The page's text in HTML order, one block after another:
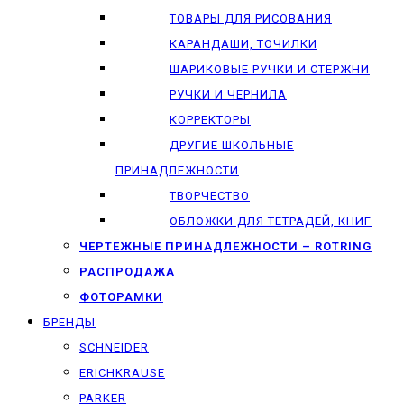
ТОВАРЫ ДЛЯ РИСОВАНИЯ
КАРАНДАШИ, ТОЧИЛКИ
ШАРИКОВЫЕ РУЧКИ И СТЕРЖНИ
РУЧКИ И ЧЕРНИЛА
КОРРЕКТОРЫ
ДРУГИЕ ШКОЛЬНЫЕ
ПРИНАДЛЕЖНОСТИ
ТВОРЧЕСТВО
ОБЛОЖКИ ДЛЯ ТЕТРАДЕЙ, КНИГ
ЧЕРТЕЖНЫЕ ПРИНАДЛЕЖНОСТИ – ROTRING
РАСПРОДАЖА
ФОТОРАМКИ
БРЕНДЫ
SCHNEIDER
ERICHKRAUSE
PARKER